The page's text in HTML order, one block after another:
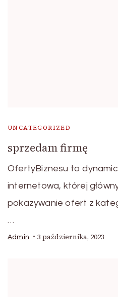
UNCATEGORIZED
sprzedam firmę
OfertyBiznesu to
internetowa, której
pokazywanie ofert z
…
Admin 3 października, 2023